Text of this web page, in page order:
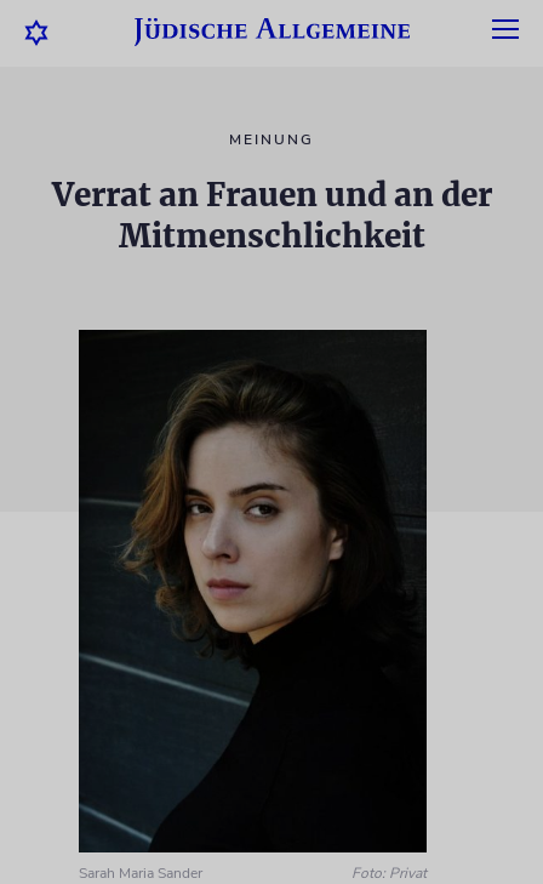
MEINUNG
Verrat an Frauen und an der
Mitmenschlichkeit
Sarah Maria Sander Foto: Privat